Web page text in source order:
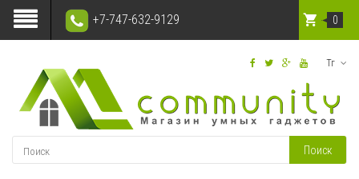
+7-747-632-9129
Тг
Поиск
0